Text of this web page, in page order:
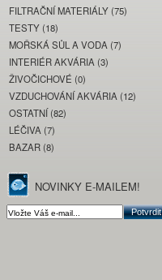
FILTRAČNÍ MATERIÁLY (75)
TESTY (18)
MOŘSKÁ SŮL A VODA (7)
INTERIÉR AKVÁRIA (3)
ŽIVOČICHOVÉ (0)
VZDUCHOVÁNÍ AKVÁRIA (12)
OSTATNÍ (82)
LÉČIVA (7)
BAZAR (8)
NOVINKY E-MAILEM!